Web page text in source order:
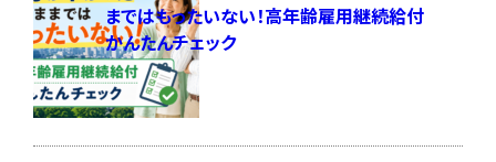
まではもったいない！高年齢雇用継続給付
かんたんチェック